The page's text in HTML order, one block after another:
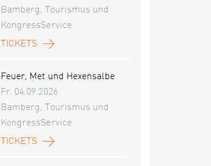
Bamberg, Tourismus und
KongressService
TICKETS
Feuer, Met und Hexensalbe
Fr. 04.09.2026
Bamberg, Tourismus und
KongressService
TICKETS